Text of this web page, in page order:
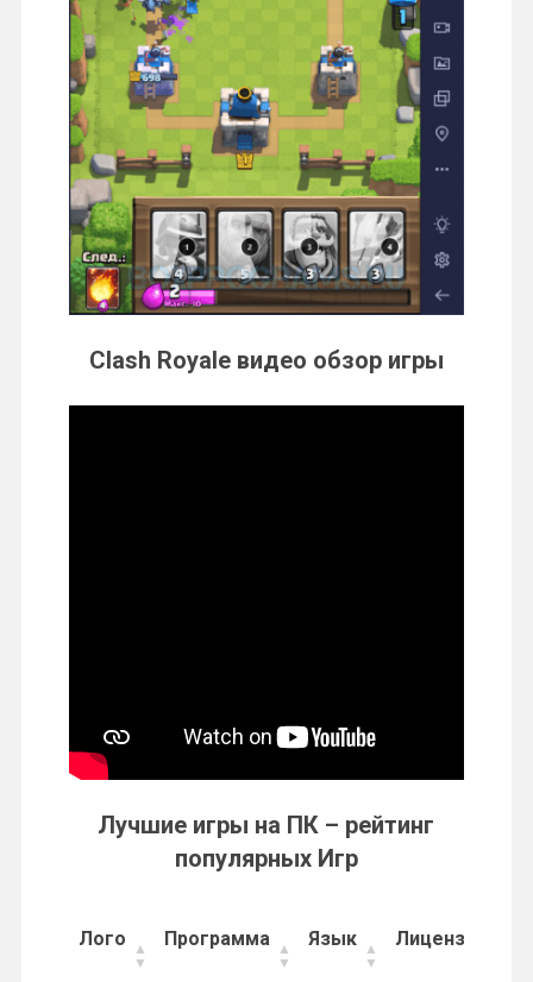
Clash Royale видео обзор игры
Лучшие игры на ПК – рейтинг
популярных Игр
Лого Программа Язык Лицензия